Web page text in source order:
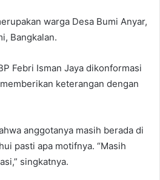
warga Desa Bumi Anyar,
Bangkalan.
Febri Isman Jaya dikonformasi
keterangan dengan
anggotanya masih berada di
pasti apa motifnya. “Masih
singkatnya.